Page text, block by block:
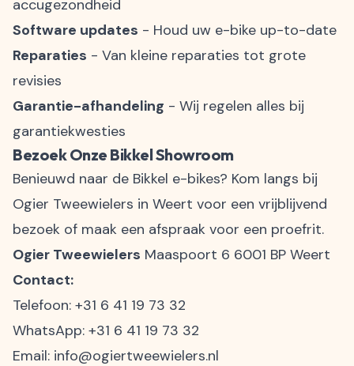
accugezondheid
Software updates - Houd uw e-bike up-to-date
Reparaties - Van kleine reparaties tot grote
revisies
Garantie-afhandeling - Wij regelen alles bij
garantiekwesties
Bezoek Onze Bikkel Showroom
Benieuwd naar de Bikkel e-bikes? Kom langs bij
Ogier Tweewielers in Weert voor een vrijblijvend
bezoek of maak een afspraak voor een proefrit.
Ogier Tweewielers Maaspoort 6 6001 BP Weert
Contact:
Telefoon: +31 6 41 19 73 32
WhatsApp: +31 6 41 19 73 32
Email: info@ogiertweewielers.nl